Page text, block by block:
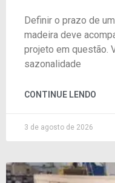
Definir o prazo de
madeira deve
projeto em questão.
sazonalidade
CONTINUE LENDO
3 de agosto de 2026